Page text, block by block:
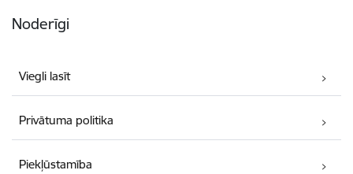
Noderīgi
Viegli lasīt
Privātuma politika
Piekļūstamība